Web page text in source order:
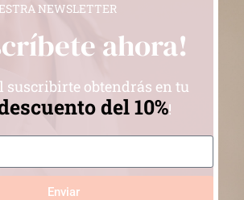
NEWSLETTER
ahora!
suscribirte obtendrás en tu
del 10%!
Enviar